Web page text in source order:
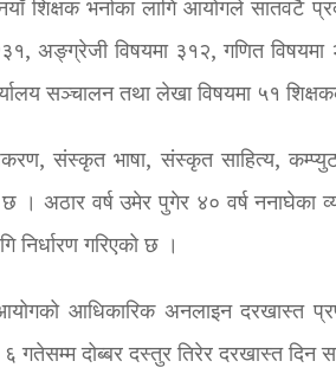
शिक्षक भर्नाका लागि आयोगले सातवटै
अङ्ग्रेजी विषयमा ३१२, गणित विषयमा
सञ्चालन तथा लेखा विषयमा ५१
संस्कृत भाषा, संस्कृत साहित्य,
। अठार वर्ष उमेर पुगेर ४० वर्ष ननाघेका
निर्धारण गरिएको छ ।
आधिकारिक अनलाइन दरखास्त
गतेसम्म दोब्बर दस्तुर तिरेर दरखास्त